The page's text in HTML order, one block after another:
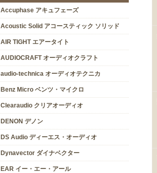
Accuphase アキュフェーズ
Acoustic Solid アコースティック ソリッド
AIR TIGHT エアータイト
AUDIOCRAFT オーディオクラフト
audio-technica オーディオテクニカ
Benz Micro ベンツ・マイクロ
Clearaudio クリアオーディオ
DENON デノン
DS Audio ディーエス・オーディオ
Dynavector ダイナベクター
EAR イー・エー・アール